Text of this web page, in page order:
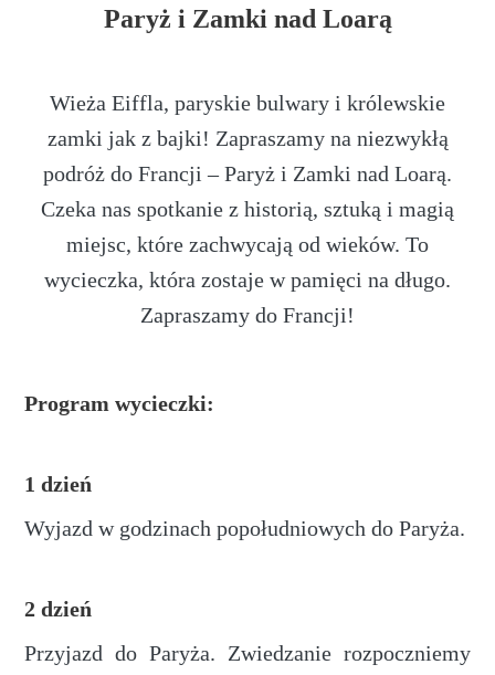
Paryż i Zamki nad Loarą
Wieża Eiffla, paryskie bulwary i królewskie
zamki jak z bajki! Zapraszamy na niezwykłą
podróż do Francji – Paryż i Zamki nad Loarą.
Czeka nas spotkanie z historią, sztuką i magią
miejsc, które zachwycają od wieków. To
wycieczka, która zostaje w pamięci na długo.
Zapraszamy do Francji!
Program wycieczki:
1 dzień
Wyjazd w godzinach popołudniowych do Paryża.
2 dzień
Przyjazd do Paryża. Zwiedzanie rozpoczniemy